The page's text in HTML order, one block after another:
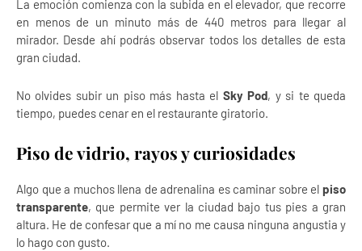
La emoción comienza con la subida en el elevador, que recorre
en menos de un minuto más de 440 metros para llegar al
mirador. Desde ahí podrás observar todos los detalles de esta
gran ciudad.
No olvides subir un piso más hasta el Sky Pod, y si te queda
tiempo, puedes cenar en el restaurante giratorio.
Piso de vidrio, rayos y curiosidades
Algo que a muchos llena de adrenalina es caminar sobre el piso
transparente, que permite ver la ciudad bajo tus pies a gran
altura. He de confesar que a mí no me causa ninguna angustia y
lo hago con gusto.